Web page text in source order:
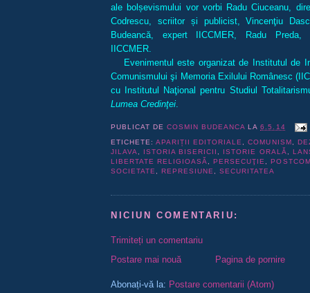
ale bolșevismului vor vorbi Radu Ciuceanu,
Codrescu, scriitor și publicist, Vincenţiu
Budeancă, expert IICCMER, Radu Preda,
IICCMER.
Evenimentul este organizat de Institutul de
Comunismului şi Memoria Exilului Românesc
cu Institutul Naţional pentru Studiul
Lumea Credinţei
PUBLICAT DECOSMIN BUDEANCA LA6.5.14
ETICHETE:APARIȚII EDITORIALE,COMUNISM,
JILAVA, ISTORIA BISERICII , ISTORIE ORALĂ,
LIBERTATE RELIGIOASĂ,PERSECUŢIE,
SOCIETATE,REPRESIUNE,SECURITATEA
NICIUN COMENTARIU:
Trimiteți un comentariu
Postare mai nouă
Pagina de pornire
Abonați-vă la: Postare comentarii (Atom)